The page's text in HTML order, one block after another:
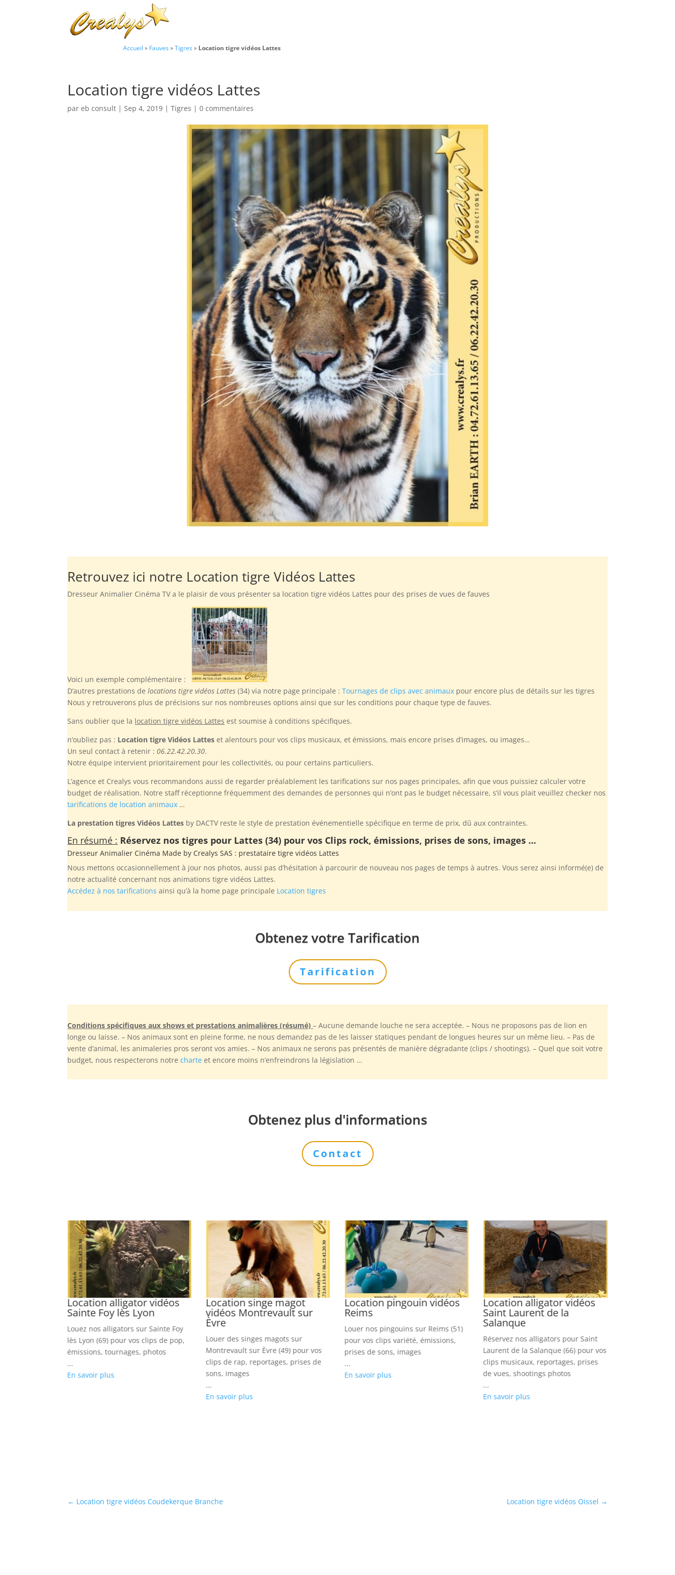
Accueil » Fauves»Tigres» Location tigre vidéos Lattes
Location tigre vidéos Lattes
pareb consult |Sep 4, 2019 |Tigres |0 commentaires
Retrouvez ici notre Location tigre Vidéos Lattes
Dresseur Animalier Cinéma TV a le plaisir de vous présenter sa location tigre vidéos Lattes pour des prises de vues de fauves
Voici un exemple complémentaire :
D’autres prestations delocations tigre vidéos Lattes (34) via notre page principale :Tournages de clips avec animaux pour encore plus de détails sur les tigres
Nous y retrouverons plus de précisions sur nos nombreuses options ainsi que sur les conditions pour chaque type de fauves.
Sans oublier que la location tigre vidéos Lattes est soumise à conditions spécifiques.
n’oubliez pas : Location tigre Vidéos Lattes et alentours pour vos clips musicaux, et émissions, mais encore prises d’images, ou images…
Un seul contact à retenir :06.22.42.20.30.
Notre équipe intervient prioritairement pour les collectivités, ou pour certains particuliers.
L’agence et Crealys vous recommandons aussi de regarder préalablement les tarifications sur nos pages principales, afin que vous puissiez calculer votre
budget de réalisation. Notre staff réceptionne fréquemment des demandes de personnes qui n’ont pas le budget nécessaire, s’il vous plait veuillez checker nos
tarifications de location animaux …
La prestation tigres Vidéos Lattes by DACTV reste le style de prestation événementielle spécifique en terme de prix, dû aux contraintes.
En résumé : Réservez nos tigres pour Lattes (34) pour vos Clips rock, émissions, prises de sons, images …
Dresseur Animalier Cinéma Made by Crealys SAS : prestataire tigre vidéos Lattes
Nous mettons occasionnellement à jour nos photos, aussi pas d’hésitation à parcourir de nouveau nos pages de temps à autres. Vous serez ainsi informé(e) de
notre actualité concernant nos animations tigre vidéos Lattes.
Accédez à nos tarifications ainsi qu’à la home page principale Location tigres
Obtenez votre Tarification
Tarification
Conditions spécifiques aux shows et prestations animalières (résumé)– Aucune demande louche ne sera acceptée. – Nous ne proposons pas de lion en
longe ou laisse. – Nos animaux sont en pleine forme, ne nous demandez pas de les laisser statiques pendant de longues heures sur un même lieu. – Pas de
vente d’animal, les animaleries pros seront vos amies. – Nos animaux ne serons pas présentés de manière dégradante (clips / shootings). – Quel que soit votre
budget, nous respecterons notrecharte et encore moins n’enfreindrons la législation …
Obtenez plus d'informations
Contact
Location alligator vidéos
Sainte Foy lès Lyon
Louez nos alligators sur Sainte Foy
lès Lyon (69) pour vos clips de pop,
émissions, tournages, photos
...
En savoir plus
Location singe magot
vidéos Montrevault sur
Èvre
Louer des singes magots sur
Montrevault sur Èvre (49) pour vos
clips de rap, reportages, prises de
sons, images
...
En savoir plus
Location pingouin vidéos
Reims
Louer nos pingouins sur Reims (51)
pour vos clips variété, émissions,
prises de sons, images
...
En savoir plus
Location alligator vidéos
Saint Laurent de la
Salanque
Réservez nos alligators pour Saint
Laurent de la Salanque (66) pour vos
clips musicaux, reportages, prises
de vues, shootings photos
...
En savoir plus
← Location tigre vidéos Coudekerque Branche Location tigre vidéos Oissel →